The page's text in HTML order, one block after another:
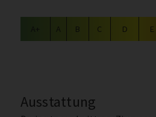
A B C D E
Ausstattung